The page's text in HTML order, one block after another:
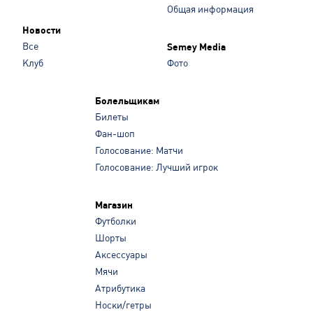
Новости
Все
Клуб
Общая информация
Semey Media
Фото
Болельщикам
Билеты
Фан-шоп
Голосование: Матчи
Голосование: Лучший игрок
Магазин
Футболки
Шорты
Аксессуары
Мячи
Атрибутика
Носки/гетры